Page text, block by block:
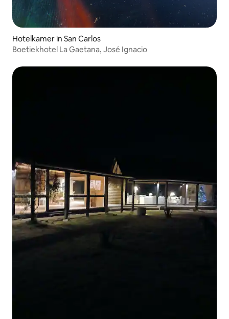
Hotelkamer in San Carlos
Boetiekhotel La Gaetana, José Ignacio